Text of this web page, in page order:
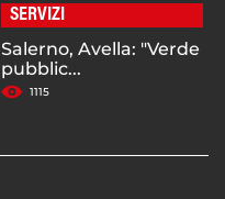
SERVIZI
Salerno, Avella: "Verde
pubblic...
1115